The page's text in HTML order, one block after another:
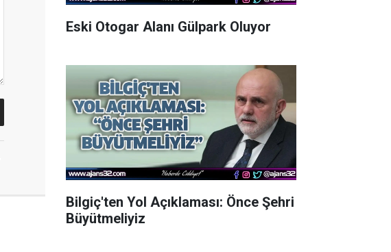
Eski Otogar Alanı Gülpark Oluyor
Bilgiç'ten Yol Açıklaması: Önce Şehri
Büyütmeliyiz